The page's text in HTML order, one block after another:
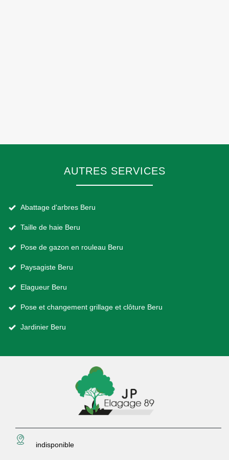
AUTRES SERVICES
Abattage d'arbres Beru
Taille de haie Beru
Pose de gazon en rouleau Beru
Paysagiste Beru
Elagueur Beru
Pose et changement grillage et clôture Beru
Jardinier Beru
indisponible